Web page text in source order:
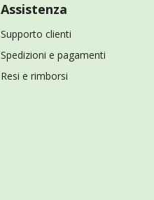
Assistenza
Supporto clienti
Spedizioni e pagamenti
Resi e rimborsi